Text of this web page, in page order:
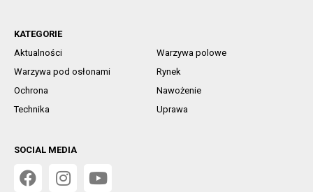
KATEGORIE
Aktualności
Warzywa polowe
Warzywa pod osłonami
Rynek
Ochrona
Nawożenie
Technika
Uprawa
SOCIAL MEDIA